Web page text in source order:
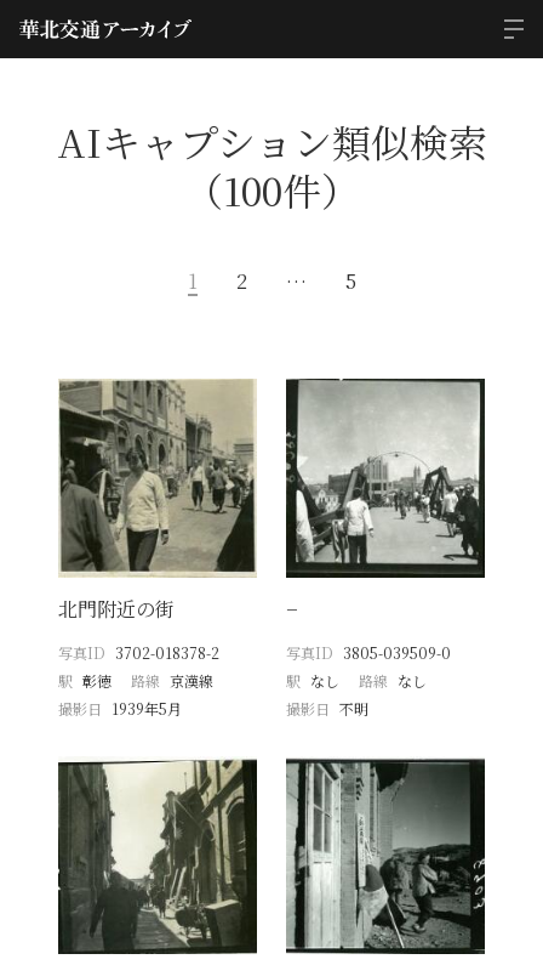
AIキャプション類似検索
（100件）
1 2 … 5
北門附近の街
写真ID 3702-018378-2
駅 彰徳 路線 京漢線
撮影日
1939年5月
−
写真ID 3805-039509-0
駅 なし 路線 なし
撮影日 不明